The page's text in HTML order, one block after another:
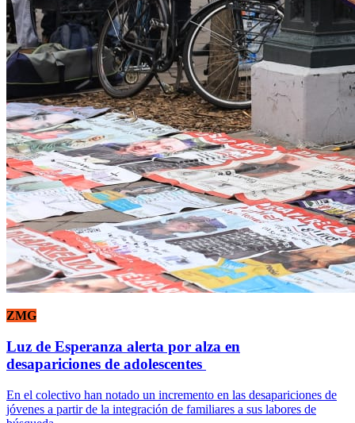
ZMG
Luz de Esperanza alerta por alza en
desapariciones de adolescentes
En el colectivo han notado un incremento en las desapariciones de
jóvenes a partir de la integración de familiares a sus labores de